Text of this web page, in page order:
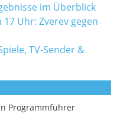
im Überblick
Uhr: Zverev gegen
TV-Sender &
Programmführer